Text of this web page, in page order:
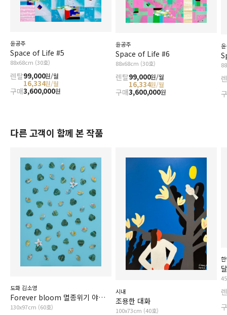
윤공주
Space of Life #5
88x68cm (30호)
렌탈99,000원/월
16,334원/월
구매3,600,000원
윤공주
Space of Life #6
88x68cm (30호)
렌탈99,000원/월
16,334원/월
구매3,600,000원
다른 고객이 함께 본 작품
도화 김소영
Forever bloom 멸종위기 야생식물1급_황근
130x97cm (60호)
시내
조용한 대화
100x73cm (40호)